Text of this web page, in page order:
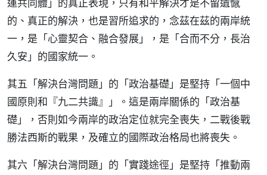
的、真正的解決，也是習所追求的，念茲在茲的兩岸統
一，是「心靈契合、融合發展」，是「合而不分，長治
久安」的國家統一。
其五「解決台灣問題」的「政治基礎」是堅持「一個中
國原則和『九二共識』」。這是兩岸關係的「政治基
礎」，否則如今兩岸的政治定位就完全喪失，二戰後戰
勝法西斯的戰果，及確立的國際政治格局也將喪失。
其六「解決台灣問題」的「實踐途徑」是堅持「推動兩